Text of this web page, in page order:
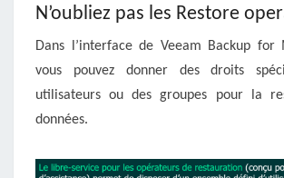
N’oubliez pas les Restore
Dans l’interface de Veeam Backup for
vous pouvez donner des droits
utilisateurs ou des groupes pour la
données.